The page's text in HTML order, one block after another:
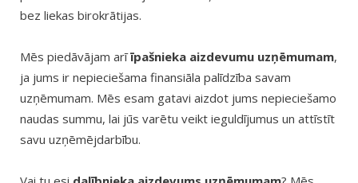
bez liekas birokrātijas.
Mēs piedāvājam arīīpašnieka aizdevumu uzņēmumam,
ja jums ir nepieciešama finansiāla palīdzība savam
uzņēmumam. Mēs esam gatavi aizdot jums nepieciešamo
naudas summu, lai jūs varētu veikt ieguldījumus un attīstīt
savu uzņēmējdarbību.